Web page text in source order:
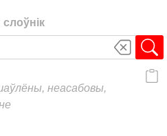
неасабовы,